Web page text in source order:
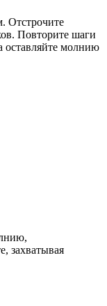
Отстрочите
Повторите шаги
оставляйте молнию
захватывая